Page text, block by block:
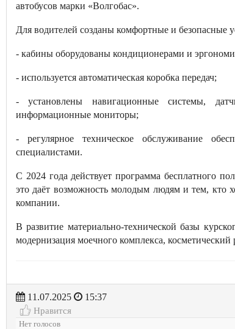
автобусов марки «Волгобас».
Для водителей созданы комфортные и безопасные
- кабины оборудованы кондиционерами и
- используется автоматическая коробка передач;
- установлены навигационные системы,
информационные мониторы;
- регулярное техническое обслуживание
специалистами.
С 2024 года действует программа бесплатного
это даёт возможность молодым людям и тем, кто
компании.
В развитие материально-технической базы
модернизация моечного комплекса,
11.07.2025
15:37
Нравится
Нет голосов